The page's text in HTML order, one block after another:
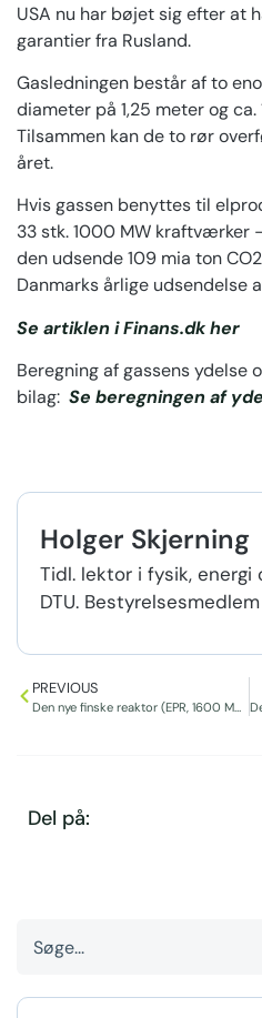
USA nu har bøjet sig efter at
garantier fra Rusland.
Gasledningen består af to
diameter på 1,25 meter og
Tilsammen kan de to rør
året.
Hvis gassen benyttes til
33 stk. 1000 MW kraftværker
den udsende 109 mia ton
Danmarks årlige udsendelse
Se artiklen i Finans.dk her
Beregning af gassens ydelse
bilag: Se beregningen af
Holger Skjerning
Tidl. lektor i fysik, energi
DTU. Bestyrelsesmedlem
PREVIOUS
Del på: